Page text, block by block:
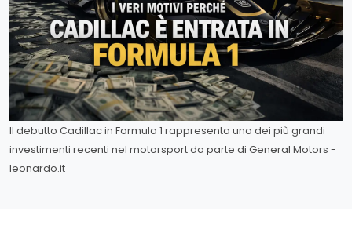
Il debutto Cadillac in Formula 1 rappresenta uno dei più grandi
investimenti recenti nel motorsport da parte di General Motors -
leonardo.it